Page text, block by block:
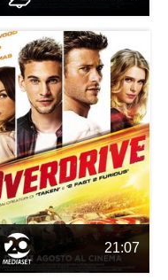
21:07